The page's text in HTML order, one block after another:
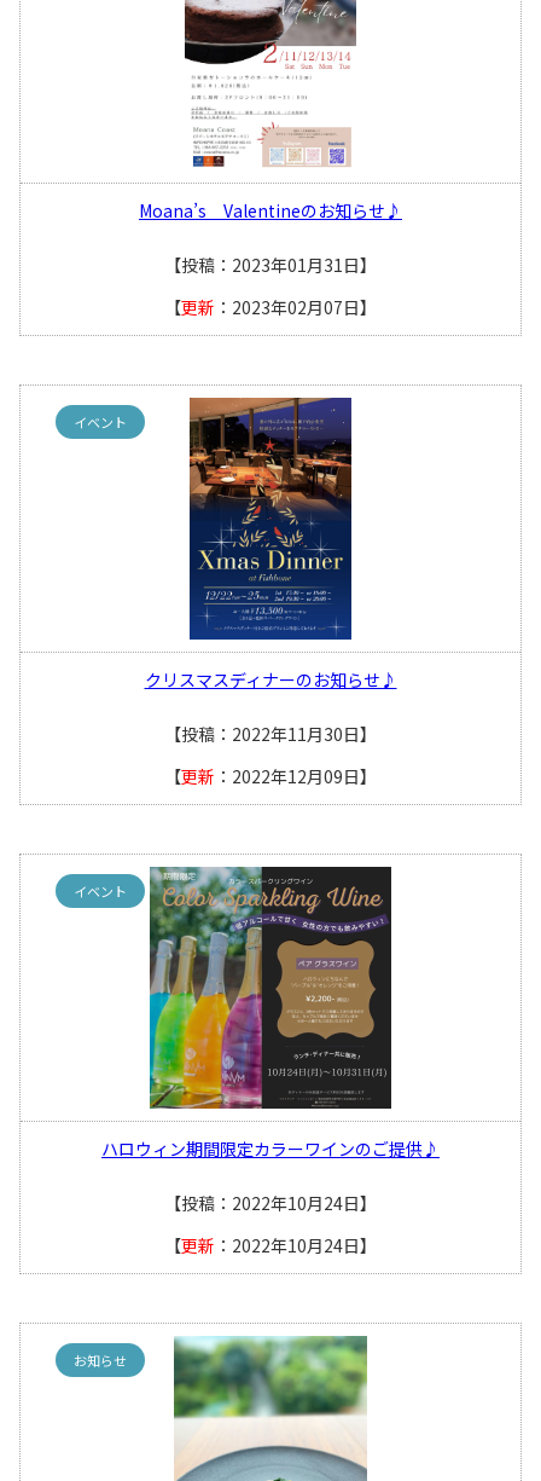
Moana’s Valentineのお知らせ♪
【投稿：2023年01月31日】
【更新 ：2023年02月07日】
イベント
クリスマスディナーのお知らせ♪
【投稿：2022年11月30日】
【更新 ：2022年12月09日】
イベント
ハロウィン期間限定カラーワインのご提供♪
【投稿：2022年10月24日】
【更新 ：2022年10月24日】
お知らせ